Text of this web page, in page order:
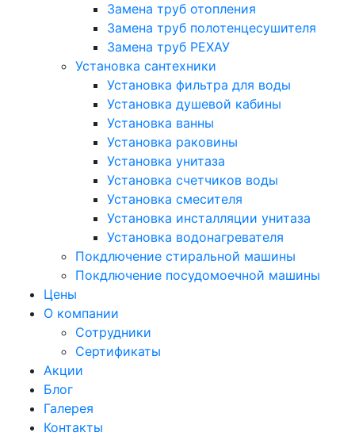
Замена труб отопления
Замена труб полотенцесушителя
Замена труб РЕХАУ
Установка сантехники
Установка фильтра для воды
Установка душевой кабины
Установка ванны
Установка раковины
Установка унитаза
Установка счетчиков воды
Установка смесителя
Установка инсталляции унитаза
Установка водонагревателя
Покдлючение стиральной машины
Покдлючение посудомоечной машины
Цены
О компании
Сотрудники
Сертификаты
Акции
Блог
Галерея
Контакты